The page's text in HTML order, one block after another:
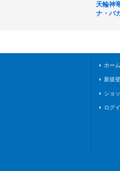
天輪神
ナ・バ
ホーム
新規
ショ
ログ